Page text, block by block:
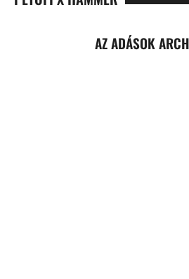
AZ ADÁSOK